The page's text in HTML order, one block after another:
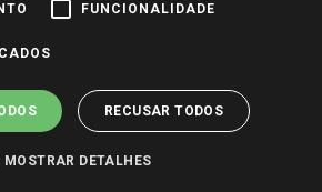
FUNCIONALIDADE
RECUSAR TODOS
MOSTRAR DETALHES